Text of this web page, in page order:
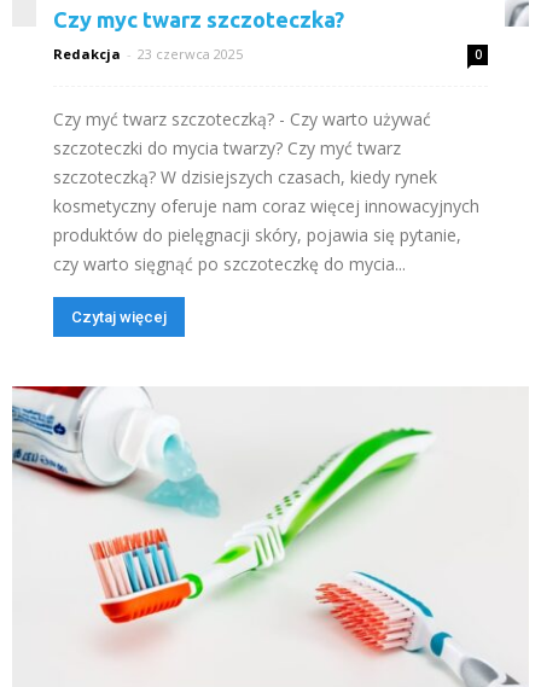
Czy myc twarz szczoteczka?
Redakcja - 23 czerwca 2025 0
Czy myć twarz szczoteczką? - Czy warto używać
szczoteczki do mycia twarzy? Czy myć twarz
szczoteczką? W dzisiejszych czasach, kiedy rynek
kosmetyczny oferuje nam coraz więcej innowacyjnych
produktów do pielęgnacji skóry, pojawia się pytanie,
czy warto sięgnąć po szczoteczkę do mycia...
Czytaj więcej